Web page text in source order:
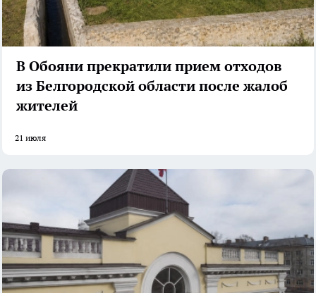
В Обояни прекратили прием отходов
из Белгородской области после жалоб
жителей
21 июля